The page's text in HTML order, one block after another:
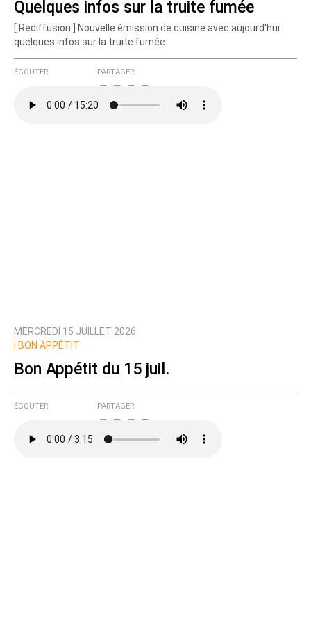
Quelques infos sur la truite fumée
[ Rediffusion ] Nouvelle émission de cuisine avec aujourd'hui
quelques infos sur la truite fumée
ÉCOUTER PARTAGER
MERCREDI 15 JUILLET 2026
BON APPÉTIT
Bon Appétit du 15 juil.
ÉCOUTER PARTAGER